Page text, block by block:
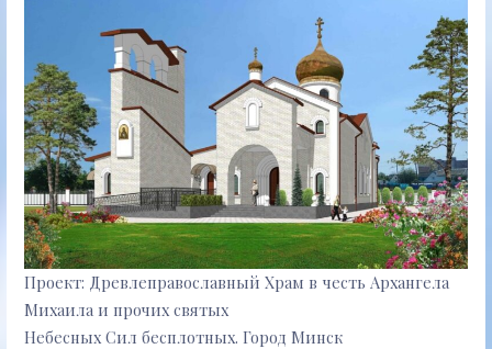
Проект: Древлеправославный Храм в честь Архангела
Михаила и прочих святых
Небесных Сил бесплотных. Город Минск